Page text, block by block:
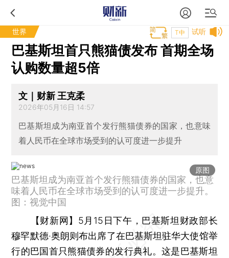
世界 试听
T中
巴基斯坦首只熊猫债发布 首期全场
认购数量超5倍
文｜财新 王克柔
2026年05月16日 14:57
巴基斯坦成为南亚首个发行熊猫债券的国家，也意味
着人民币在全球市场受到的认可度进一步提升
原图
巴基斯坦成为南亚首个发行熊猫债券的国家，也意
味着人民币在全球市场受到的认可度进一步提升。
图：视觉中国
【财新网】 5月15日下午，巴基斯坦财政部长
穆罕默德·奥朗则布出席了在巴基斯坦驻华大使馆举
行的巴国首只熊猫债券的发行典礼。这是巴基斯坦